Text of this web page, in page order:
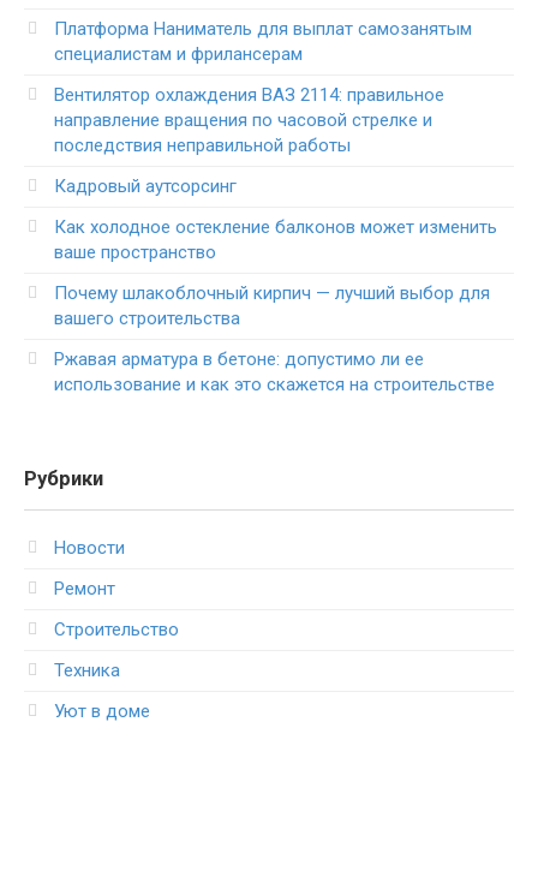
Платформа Наниматель для выплат самозанятым
специалистам и фрилансерам
Вентилятор охлаждения ВАЗ 2114: правильное
направление вращения по часовой стрелке и
последствия неправильной работы
Кадровый аутсорсинг
Как холодное остекление балконов может изменить
ваше пространство
Почему шлакоблочный кирпич — лучший выбор для
вашего строительства
Ржавая арматура в бетоне: допустимо ли ее
использование и как это скажется на строительстве
Рубрики
Новости
Ремонт
Строительство
Техника
Уют в доме